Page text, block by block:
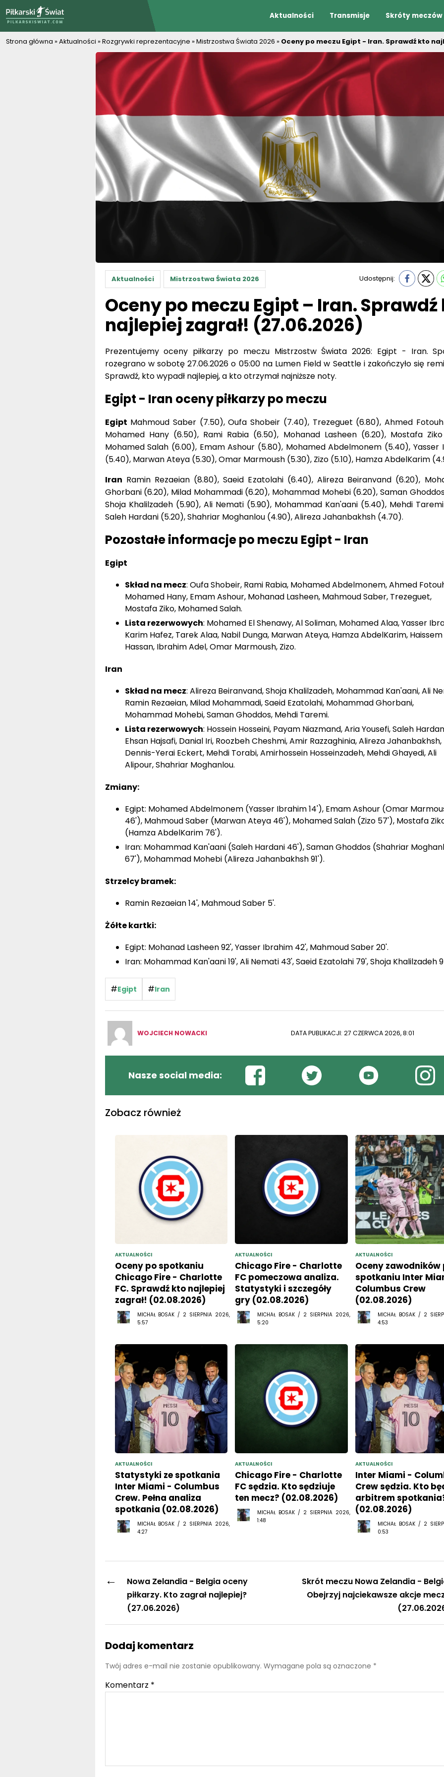
Aktualności Transmisje Skróty meczów
Strona główna »Aktualności »Rozgrywki reprezentacyjne »Mistrzostwa Świata 2026 » Oceny po meczu Egipt - Iran. Sprawdź kto
Aktualności Mistrzostwa Świata 2026 Udostępnij:
Oceny po meczu Egipt – Iran. Sprawdź
najlepiej zagrał! (27.06.2026)
Prezentujemy oceny piłkarzy po meczu Mistrzostw Świata 2026: Egipt - Iran.
rozegrano w sobotę 27.06.2026 o 05:00 na Lumen Field w Seattle i zakończyło się
Sprawdź, kto wypadł najlepiej, a kto otrzymał najniższe noty.
Egipt - Iran oceny piłkarzy po meczu
Egipt Mahmoud Saber (7.50), Oufa Shobeir (7.40), Trezeguet (6.80), Ahmed
Mohamed Hany (6.50), Rami Rabia (6.50), Mohanad Lasheen (6.20), Mostafa
Mohamed Salah (6.00), Emam Ashour (5.80), Mohamed Abdelmonem (5.40), Yasser
(5.40), Marwan Ateya (5.30), Omar Marmoush (5.30), Zizo (5.10), Hamza AbdelKarim
Iran Ramin Rezaeian (8.80), Saeid Ezatolahi (6.40), Alireza Beiranvand (6.20),
Ghorbani (6.20), Milad Mohammadi (6.20), Mohammad Mohebi (6.20), Saman
Shoja Khalilzadeh (5.90), Ali Nemati (5.90), Mohammad Kan'aani (5.40), Mehdi
Saleh Hardani (5.20), Shahriar Moghanlou (4.90), Alireza Jahanbakhsh (4.70).
Pozostałe informacje po meczu Egipt - Iran
Egipt
Skład na mecz: Oufa Shobeir, Rami Rabia, Mohamed Abdelmonem, Ahmed
Mohamed Hany, Emam Ashour, Mohanad Lasheen, Mahmoud Saber, Trezeguet,
Mostafa Ziko, Mohamed Salah.
Lista rezerwowych: Mohamed El Shenawy, Al Soliman, Mohamed Alaa, Yasser
Karim Hafez, Tarek Alaa, Nabil Dunga, Marwan Ateya, Hamza AbdelKarim, Haissem
Hassan, Ibrahim Adel, Omar Marmoush, Zizo.
Iran
Skład na mecz: Alireza Beiranvand, Shoja Khalilzadeh, Mohammad Kan'aani, Ali
Ramin Rezaeian, Milad Mohammadi, Saeid Ezatolahi, Mohammad Ghorbani,
Mohammad Mohebi, Saman Ghoddos, Mehdi Taremi.
Lista rezerwowych: Hossein Hosseini, Payam Niazmand, Aria Yousefi, Saleh
Ehsan Hajsafi, Danial Iri, Roozbeh Cheshmi, Amir Razzaghinia, Alireza Jahanbakhsh,
Dennis-Yerai Eckert, Mehdi Torabi, Amirhossein Hosseinzadeh, Mehdi Ghayedi, Ali
Alipour, Shahriar Moghanlou.
Zmiany:
Egipt: Mohamed Abdelmonem (Yasser Ibrahim 14'), Emam Ashour (Omar
46'), Mahmoud Saber (Marwan Ateya 46'), Mohamed Salah (Zizo 57'), Mostafa
(Hamza AbdelKarim 76').
Iran: Mohammad Kan'aani (Saleh Hardani 46'), Saman Ghoddos (Shahriar
67'), Mohammad Mohebi (Alireza Jahanbakhsh 91').
Strzelcy bramek:
Ramin Rezaeian 14', Mahmoud Saber 5'.
Żółte kartki:
Egipt: Mohanad Lasheen 92', Yasser Ibrahim 42', Mahmoud Saber 20'.
Iran: Mohammad Kan'aani 19', Ali Nemati 43', Saeid Ezatolahi 79', Shoja Khalilzadeh
#Egipt #Iran
WOJCIECH NOWACKI DATA PUBLIKACJI: 27 CZERWCA 2026, 8:01
Nasze social media:
Zobacz również
AKTUALNOŚCI
Oceny po spotkaniu
Chicago Fire - Charlotte
FC. Sprawdź kto najlepiej
zagrał! (02.08.2026)
MICHAŁ BOSAK / 2 SIERPNIA 2026,
5:57
AKTUALNOŚCI
Chicago Fire - Charlotte
FC pomeczowa analiza.
Statystyki i szczegóły
gry (02.08.2026)
MICHAŁ BOSAK / 2 SIERPNIA 2026,
5:20
AKTUALNOŚCI
Oceny zawodników
spotkaniu Inter
Columbus Crew
(02.08.2026)
MICHAŁ BOSAK / 2
4:53
AKTUALNOŚCI
Statystyki ze spotkania
Inter Miami - Columbus
Crew. Pełna analiza
spotkania (02.08.2026)
MICHAŁ BOSAK / 2 SIERPNIA 2026,
4:27
AKTUALNOŚCI
Chicago Fire - Charlotte
FC sędzia. Kto sędziuje
ten mecz? (02.08.2026)
MICHAŁ BOSAK / 2 SIERPNIA 2026,
1:48
AKTUALNOŚCI
Inter Miami -
Crew sędzia. Kto
arbitrem
(02.08.2026)
MICHAŁ BOSAK / 2
0:53
←
Nowa Zelandia - Belgia oceny
piłkarzy. Kto zagrał najlepiej?
(27.06.2026)
Skrót meczu Nowa Zelandia -
Obejrzyj najciekawsze akcje
Dodaj komentarz
Twój adres e-mail nie zostanie opublikowany. Wymagane pola są oznaczone *
Komentarz *